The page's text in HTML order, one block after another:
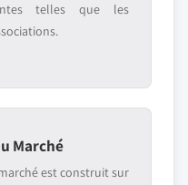
telles que les
Marché
est construit sur